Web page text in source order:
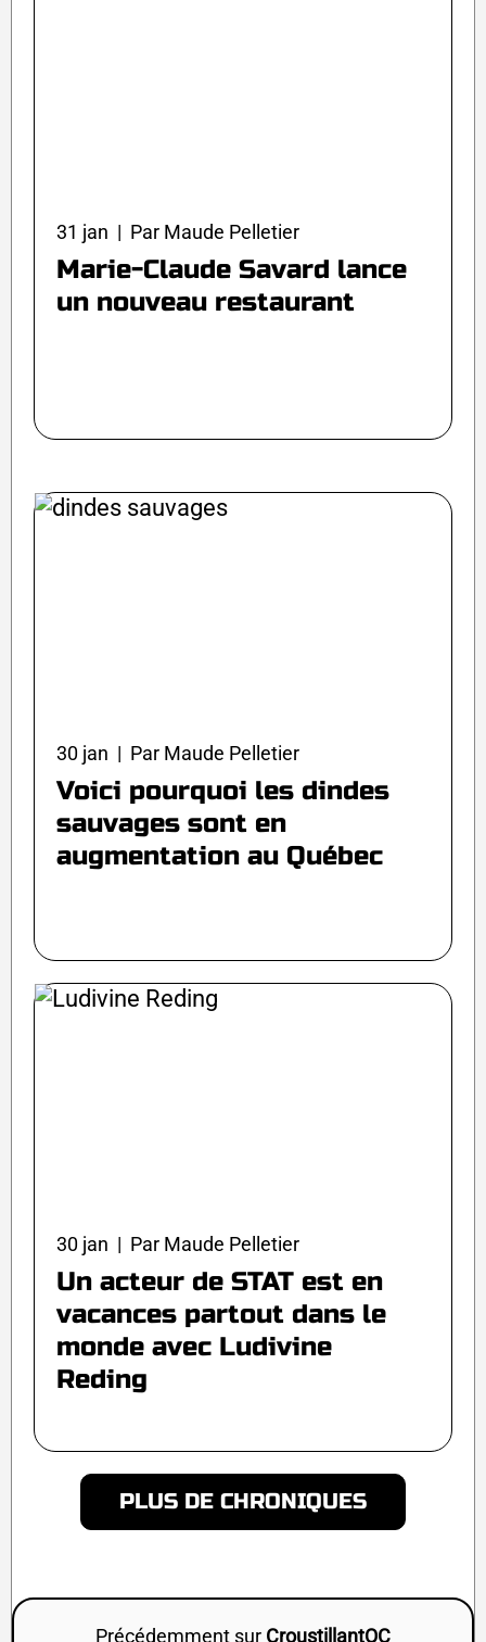
31 jan | Par Maude Pelletier
Marie-Claude Savard lance
un nouveau restaurant
30 jan | Par Maude Pelletier
Voici pourquoi les dindes
sauvages sont en
augmentation au Québec
30 jan | Par Maude Pelletier
Un acteur de STAT est en
vacances partout dans le
monde avec Ludivine
Reding
PLUS DE CHRONIQUES
Précédemment sur CroustillantQC